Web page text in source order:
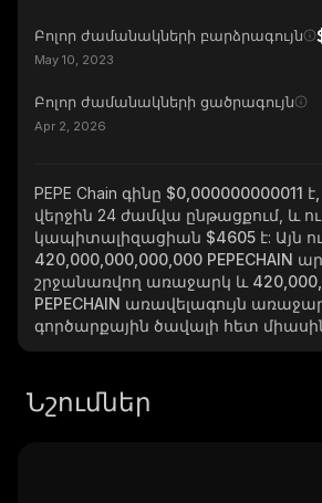
Բոլոր ժամանակների բարձրագույն
May 10, 2023
Բոլոր ժամանակների ցածրագույն
Apr 2, 2026
PEPE Chain գինը $0,000000000011
վերջին 24 ժամվա ընթացքում, և
կապիտալիզացիան $4605 է: Այն
420,000,000,000,000 PEPECHAIN
շրջանառվող առաջարկ և
PEPECHAIN առավելագույն
գործարքային ծավալի հետ
Նշումներ